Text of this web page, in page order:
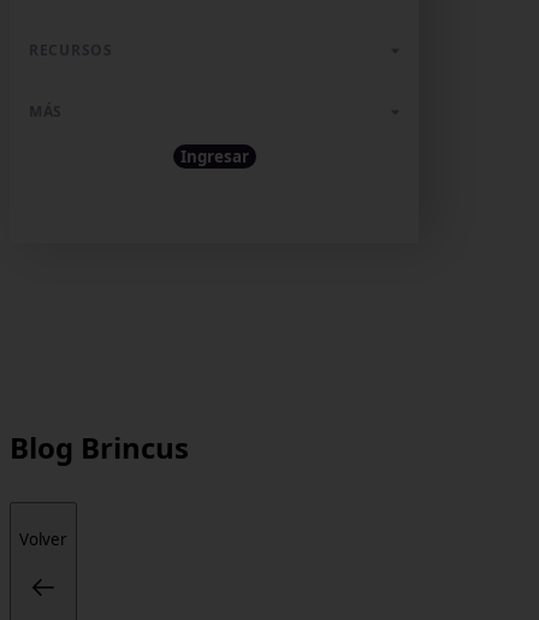
Ingresar
Blog Brincus
Volver